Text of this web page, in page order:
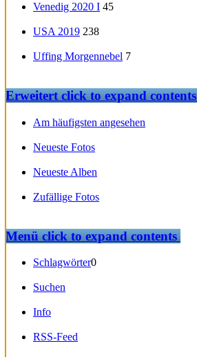
Venedig 2020 I 45
USA 2019 238
Uffing Morgennebel 7
Erweitertclick to expand contents
Am häufigsten angesehen
Neueste Fotos
Neueste Alben
Zufällige Fotos
Menüclick to expand contents
Schlagwörter0
Suchen
Info
RSS-Feed